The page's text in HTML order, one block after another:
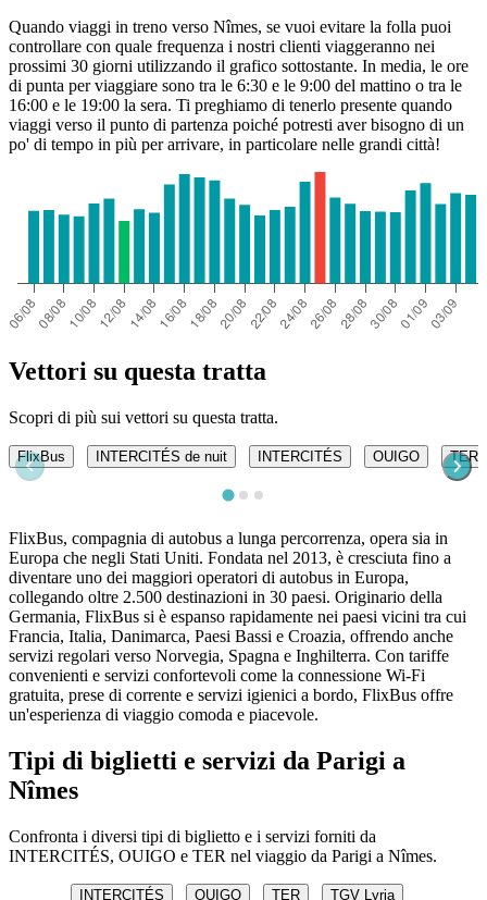
Quando viaggi in treno verso Nîmes, se vuoi evitare la folla puoi
controllare con quale frequenza i nostri clienti viaggeranno nei
prossimi 30 giorni utilizzando il grafico sottostante. In media, le ore
di punta per viaggiare sono tra le 6:30 e le 9:00 del mattino o tra le
16:00 e le 19:00 la sera. Ti preghiamo di tenerlo presente quando
viaggi verso il punto di partenza poiché potresti aver bisogno di un
po' di tempo in più per arrivare, in particolare nelle grandi città!
Vettori su questa tratta
Scopri di più sui vettori su questa tratta.
FlixBus INTERCITÉS de nuit INTERCITÉS OUIGO TER
FlixBus, compagnia di autobus a lunga percorrenza, opera sia in
Europa che negli Stati Uniti. Fondata nel 2013, è cresciuta fino a
diventare uno dei maggiori operatori di autobus in Europa,
collegando oltre 2.500 destinazioni in 30 paesi. Originario della
Germania, FlixBus si è espanso rapidamente nei paesi vicini tra cui
Francia, Italia, Danimarca, Paesi Bassi e Croazia, offrendo anche
servizi regolari verso Norvegia, Spagna e Inghilterra. Con tariffe
convenienti e servizi confortevoli come la connessione Wi-Fi
gratuita, prese di corrente e servizi igienici a bordo, FlixBus offre
un'esperienza di viaggio comoda e piacevole.
Tipi di biglietti e servizi da Parigi a
Nîmes
Confronta i diversi tipi di biglietto e i servizi forniti da
INTERCITÉS, OUIGO e TER nel viaggio da Parigi a Nîmes.
INTERCITÉS OUIGO TER TGV Lyria